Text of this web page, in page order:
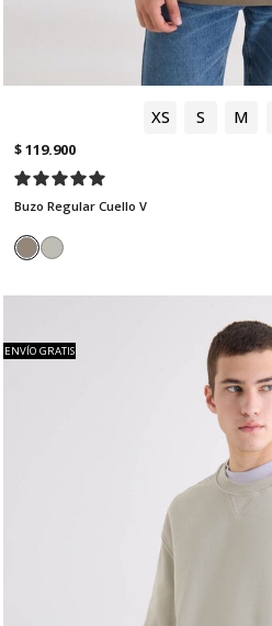
XS S M
$ 119.900
Buzo Regular Cuello V
ENVÍO GRATIS